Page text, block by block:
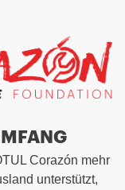
Corazón mehr
unterstützt,